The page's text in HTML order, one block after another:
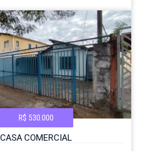
R$ 530.000
CASA COMERCIAL